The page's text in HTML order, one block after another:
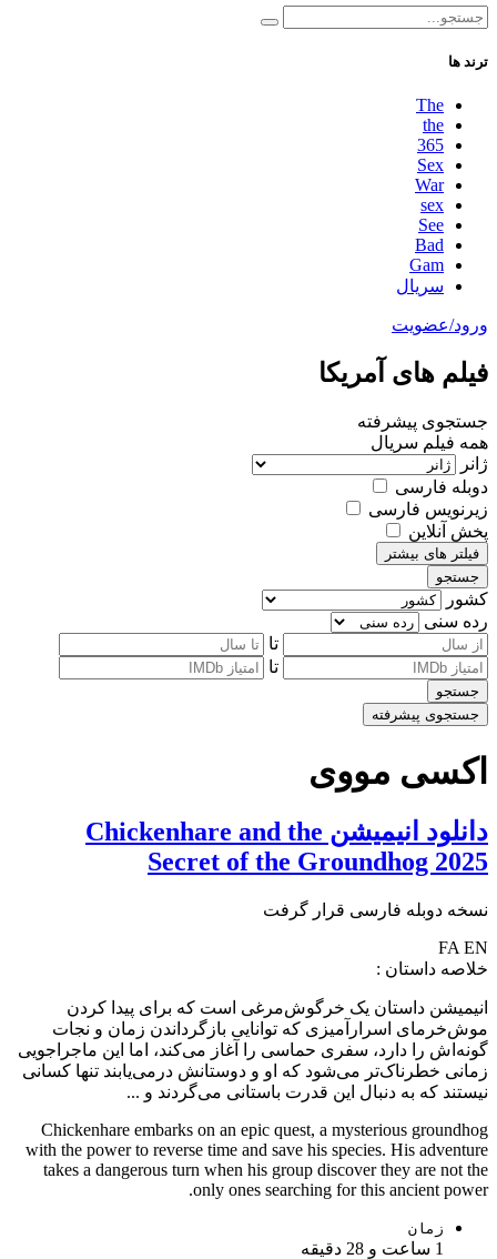
ترند ها
The
the
365
Sex
War
sex
See
Bad
Gam
سریال
ورود/عضویت
فیلم های آمریکا
جستجوی پیشرفته
همه فیلم سریال
ژانر
دوبله فارسی
زیرنویس فارسی
پخش آنلاین
فیلتر های بیشتر
جستجو
کشور
رده سنی
تا
تا
جستجو
جستجوی پیشرفته
اکسی مووی
دانلود انیمیشن Chickenhare and the
Secret of the Groundhog 2025
نسخه دوبله فارسی قرار گرفت
FA EN
خلاصه داستان :
انیمیشن داستان یک خرگوش‌مرغی است که برای پیدا کردن
موش‌خرمای اسرارآمیزی که توانایی بازگرداندن زمان و نجات
گونه‌اش را دارد، سفری حماسی را آغاز می‌کند، اما این ماجراجویی
زمانی خطرناک‌تر می‌شود که او و دوستانش درمی‌یابند تنها کسانی
نیستند که به دنبال این قدرت باستانی می‌گردند و ...
Chickenhare embarks on an epic quest, a mysterious groundhog
with the power to reverse time and save his species. His adventure
takes a dangerous turn when his group discover they are not the
only ones searching for this ancient power.
زمان
1 ساعت و 28 دقیقه